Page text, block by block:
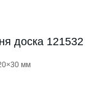
доска 121532
мм